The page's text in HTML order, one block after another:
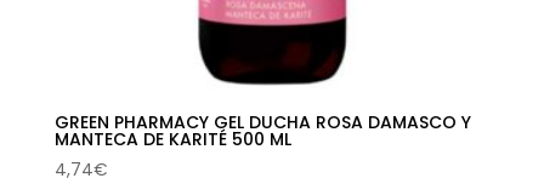
GREEN PHARMACY GEL DUCHA ROSA DAMASCO Y
MANTECA DE KARITÉ 500 ML
4,74€